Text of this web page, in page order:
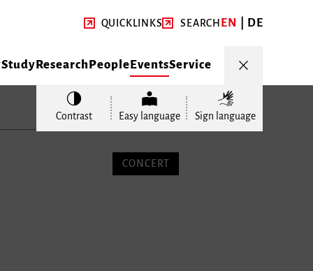
QUICKLINKS SEARCHEN DE
StudyResearchPeopleEventsService
Contrast Easy language Sign language
CONCERT